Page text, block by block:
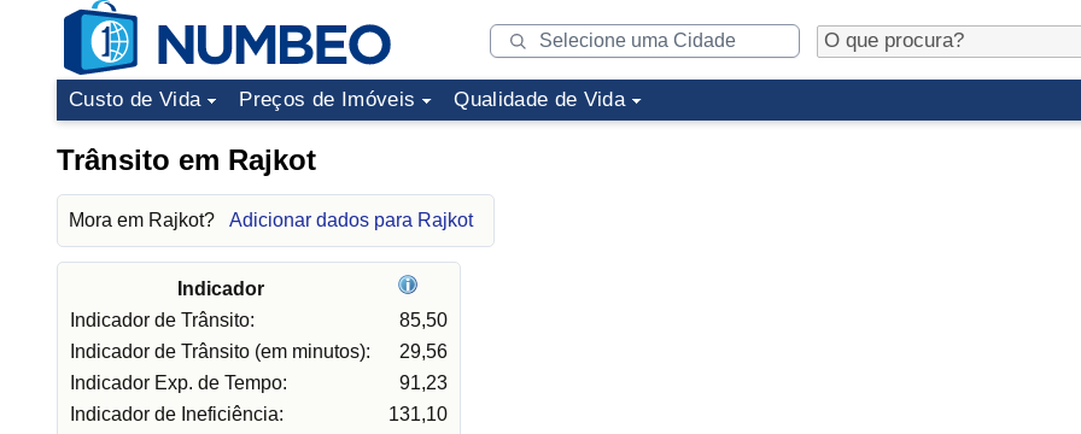
Custo de Vida Preços de Imóveis Qualidade de Vida
Trânsito em Rajkot
Mora em Rajkot? Adicionar dados para Rajkot
Indicador
Indicador de Trânsito:
85,50
Indicador de Trânsito (em minutos):
29,56
Indicador Exp. de Tempo:
91,23
Indicador de Ineficiência:
131,10